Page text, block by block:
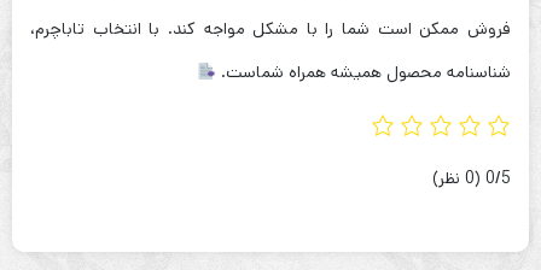
فروش ممکن است شما را با مشکل مواجه کند. با انتخاب تاباچرم،
شناسنامه محصول همیشه همراه شماست.
‫0/5 ‫(0 نظر)